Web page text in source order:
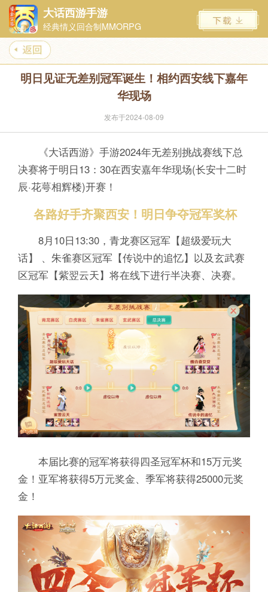
大话西游手游
经典情义回合制MMORPG
明日见证无差别冠军诞生！相约西安线下嘉年
华现场
发布于2024-08-09
《大话西游》手游2024年无差别挑战赛线下总
决赛将于明日13：30在西安嘉年华现场(长安十二时
辰·花萼相辉楼)开赛！
各路好手齐聚西安！明日争夺冠军奖杯
8月10日13:30，青龙赛区冠军【超级爱玩大
话】 、朱雀赛区冠军【传说中的追忆】以及玄武赛
区冠军【紫翌云天】将在线下进行半决赛、决赛。
本届比赛的冠军将获得四圣冠军杯和15万元奖
金！亚军将获得5万元奖金、季军将获得25000元奖
金！